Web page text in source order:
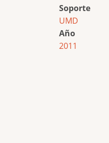
Soporte
UMD
Año
2011